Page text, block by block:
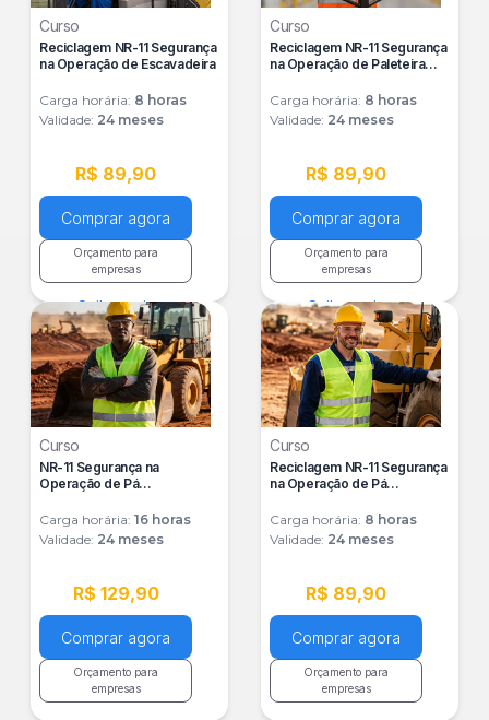
Curso
Reciclagem NR-11 Segurança
na Operação de Escavadeira
Carga horária: 8 horas
Validade: 24 meses
R$ 89,90
Comprar agora
Orçamento para
empresas
Saiba mais
Curso
Reciclagem NR-11 Segurança
na Operação de Paleteira
Carga horária: 8 horas
Validade: 24 meses
R$ 89,90
Comprar agora
Orçamento para
empresas
Saiba mais
Curso
NR-11 Segurança na
Operação de Pá
Carga horária: 16 horas
Validade: 24 meses
R$ 129,90
Comprar agora
Orçamento para
empresas
Curso
Reciclagem NR-11 Segurança
na Operação de Pá
Carga horária: 8 horas
Validade: 24 meses
R$ 89,90
Comprar agora
Orçamento para
empresas